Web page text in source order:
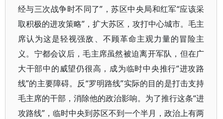
经与三次战争时不同了”，苏区中央局和红军“应该采
取积极的进攻策略”，扩大苏区，攻打中心城市。毛主
席认为这是轻视强敌、不顾革命主观力量的冒险主
义。宁都会议后，毛主席虽然被迫离开军队，但在广
大干部中的威望仍很高，成为临时中央推行“进攻路
线”的主要障碍。反“罗明路线”实际的目的是打击支持
毛主席的干部，消除他的政治影响。为了推行这条“进
攻路线”，临时中央到苏区不到一个半月，政治上有两